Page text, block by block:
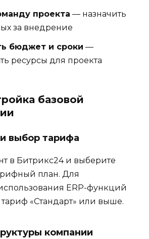
проекта — назначить
за внедрение
бюджет и сроки —
ресурсы для проекта
базовой
выбор тарифа
в Битрикс24 и выберите
план. Для
ERP-функций
«Стандарт» или выше.
компании